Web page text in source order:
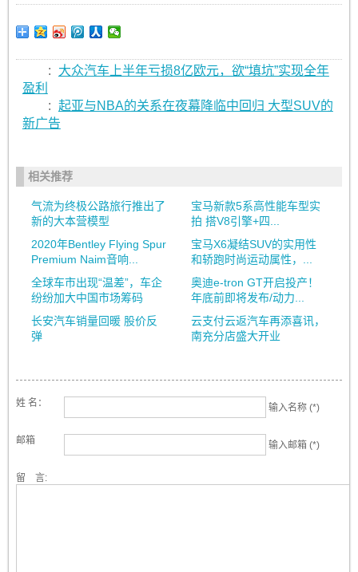
:
大众汽车上半年亏损8亿欧元，欲“填坑”实现全年
盈利
: 起亚与NBA的关系在夜幕降临中回归 大型SUV的
新广告
相关推荐
气流为终极公路旅行推出了
新的大本营模型
宝马新款5系高性能车型实
拍 搭V8引擎+四...
2020年Bentley Flying Spur
Premium Naim音响...
宝马X6凝结SUV的实用性
和轿跑时尚运动属性，...
全球车市出现“温差”，车企
纷纷加大中国市场筹码
奥迪e-tron GT开启投产！
年底前即将发布/动力...
长安汽车销量回暖 股价反
弹
云支付云返汽车再添喜讯，
南充分店盛大开业
姓 名： 输入名称 (*)
邮箱 输入邮箱 (*)
留 言: